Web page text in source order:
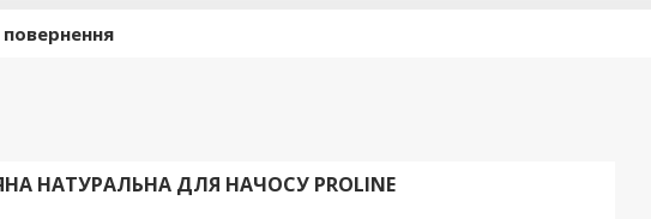
НАТУРАЛЬНА ДЛЯ НАЧОСУ PROLINE